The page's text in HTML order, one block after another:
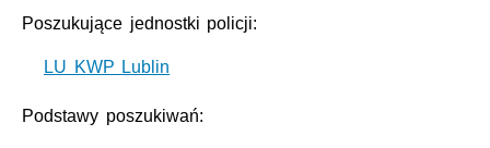
Poszukujące jednostki policji:
LU KWP Lublin
Podstawy poszukiwań: